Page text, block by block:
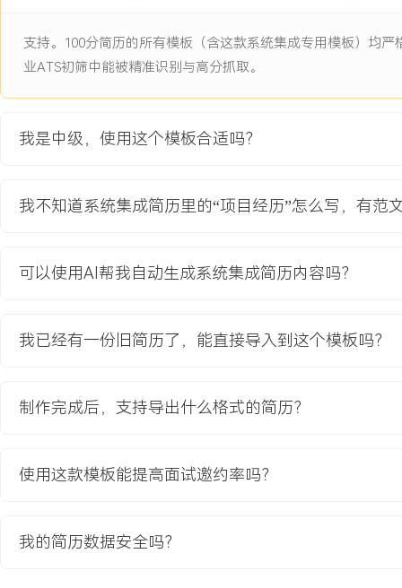
定、电池续航不足XX小时、一维码扫描成功率低至XXX%等问题，
工时损失高达XXX人时。新项目要求设备在零下XX度至零上XX度宽
项目职责：
1.方案设计：负责整机硬件系统方案，主控采用工业级处理器，搭配
2.硬件调试：主导主板信号与电源完整性调试，解决高速DDR内存
优化扫描引擎供电与触发时序，将解码成功率的低温瓶颈突破。
片中的BGA焊接气孔问题，制定整机气密性测试标准流程。
4.客户支持：驻场客户仓库进行小批量试点，定位并解决现场出现的
项目业绩：
2.生产与成本控制：量产直通率稳定在XXX%以上，单台硬件成本控
后续同类项目打下技术基础。
教育背景
支持。100分简历的所有模板（含这款系统集成专用模板）均
业ATS初筛中能被精准识别与高分抓取。
我是中级，使用这个模板合适吗？
我不知道系统集成简历里的“项目经历”怎么写，有范
可以使用AI帮我自动生成系统集成简历内容吗？
我已经有一份旧简历了，能直接导入到这个模板吗？
制作完成后，支持导出什么格式的简历？
使用这款模板能提高面试邀约率吗？
我的简历数据安全吗？